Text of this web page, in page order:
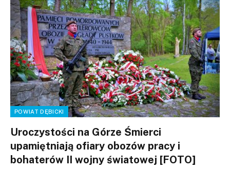
POWIAT DĘBICKI
Uroczystości na Górze Śmierci
upamiętniają ofiary obozów pracy i
bohaterów II wojny światowej [FOTO]